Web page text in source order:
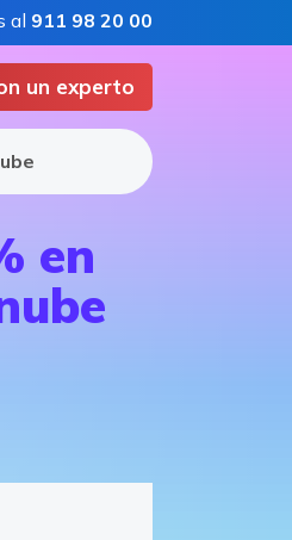
al 911 98 20 00
un experto
en